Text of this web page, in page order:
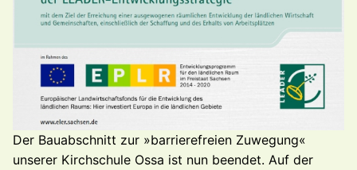
Der Bauabschnitt zur »barrierefreien Zuwegung«
unserer Kirchschule Ossa ist nun beendet. Auf der